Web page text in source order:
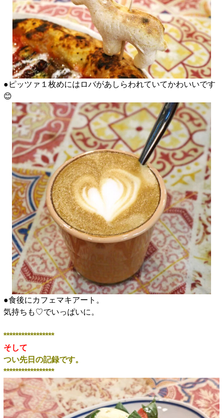
●ピッツァ１枚めにはロバがあしらわれていてかわいいです
😊
●食後にカフェマキアート。
気持ちも♡でいっぱいに。
*****************
そして
つい先日の記録です。
*****************